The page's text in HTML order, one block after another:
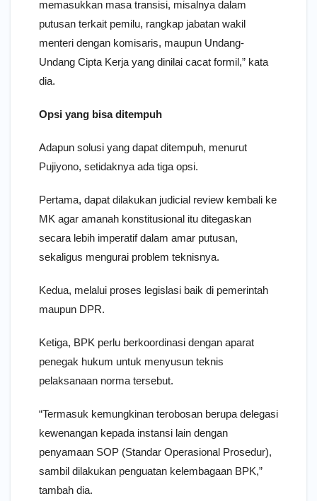
memasukkan masa transisi, misalnya dalam
putusan terkait pemilu, rangkap jabatan wakil
menteri dengan komisaris, maupun Undang-
Undang Cipta Kerja yang dinilai cacat formil,” kata
dia.
Opsi yang bisa ditempuh
Adapun solusi yang dapat ditempuh, menurut
Pujiyono, setidaknya ada tiga opsi.
Pertama, dapat dilakukan judicial review kembali ke
MK agar amanah konstitusional itu ditegaskan
secara lebih imperatif dalam amar putusan,
sekaligus mengurai problem teknisnya.
Kedua, melalui proses legislasi baik di pemerintah
maupun DPR.
Ketiga, BPK perlu berkoordinasi dengan aparat
penegak hukum untuk menyusun teknis
pelaksanaan norma tersebut.
“Termasuk kemungkinan terobosan berupa delegasi
kewenangan kepada instansi lain dengan
penyamaan SOP (Standar Operasional Prosedur),
sambil dilakukan penguatan kelembagaan BPK,”
tambah dia.